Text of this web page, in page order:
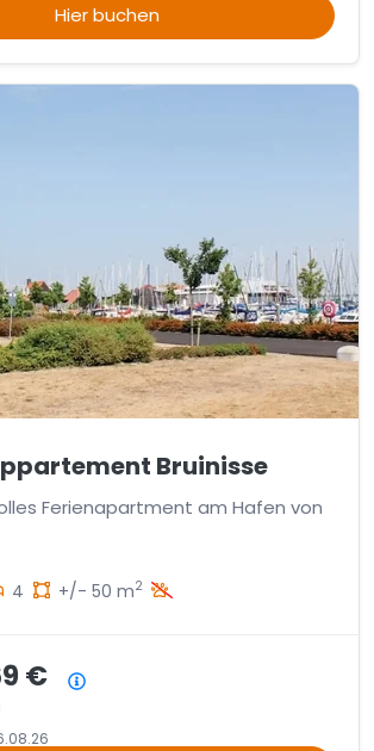
Hier buchen
Bruinisse
Ferienapartment am Hafen von
4 +/- 50 m2
€